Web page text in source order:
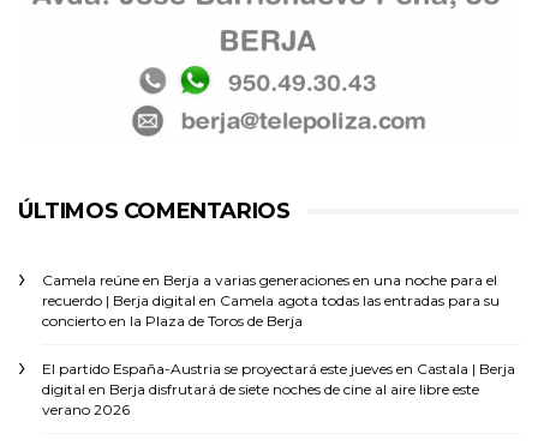
ÚLTIMOS COMENTARIOS
Camela reúne en Berja a varias generaciones en una noche para el
recuerdo | Berja digital en Camela agota todas las entradas para su
concierto en la Plaza de Toros de Berja
El partido España-Austria se proyectará este jueves en Castala | Berja
digital en Berja disfrutará de siete noches de cine al aire libre este
verano 2026